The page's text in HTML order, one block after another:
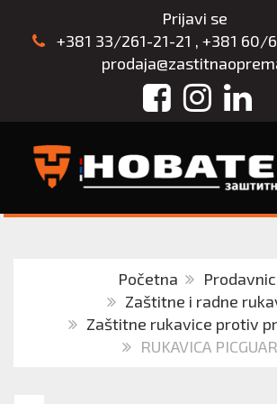
Prijavi se
+381 33/261-21-21 , +381 60/
Facebook
Početna
Zaštitne i radne
Zaštitne rukavice protiv
RUKAVICA